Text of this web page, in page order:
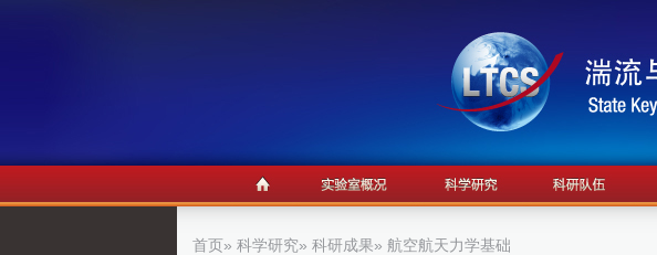
首页» 科学研究» 科研成果» 航空航天力学基础